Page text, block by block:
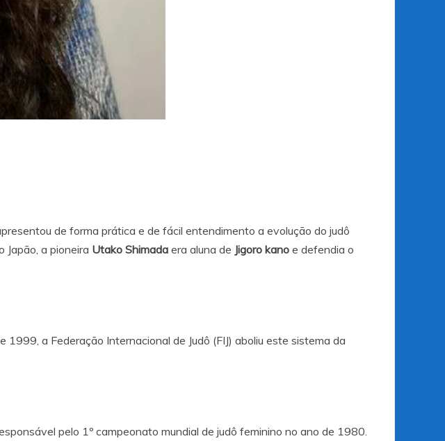
de forma prática e de fácil entendimento a evolução do judô
Japão, a pioneira Utako Shimada era aluna de Jigoro kano e defendia o
a Federação Internacional de Judô (FIJ) aboliu este sistema da
pelo 1º campeonato mundial de judô feminino no ano de 1980.